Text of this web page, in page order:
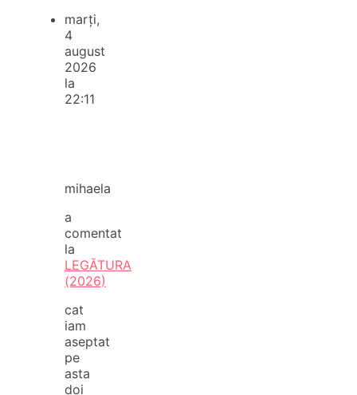
marți,
4
august
2026
la
22:11
mihaela
a
comentat
la
LEGĂTURA
(2026)
cat
iam
aseptat
pe
asta
doi